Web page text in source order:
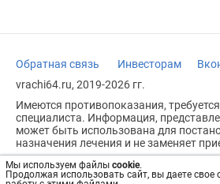
Мы используем файлы cookie.
Продолжая использовать сайт, вы даете свое
Обратная связь Инвесторам
vrachi64.ru, 2019-2026 гг.
Имеются противопоказания,
специалиста. Информация,
может быть использована для
назначения лечения и не заменяет
Возрастное ограничение: 18+